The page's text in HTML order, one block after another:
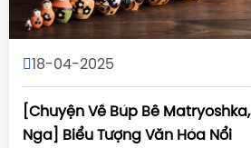
18-04-2025
[Chuyện Về Búp Bê Matryoshka,
Nga] Biểu Tượng Văn Hóa Nổi